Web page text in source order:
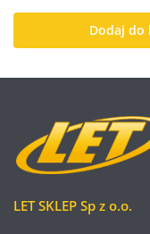
Dodaj do
LET SKLEP Sp z o.o.